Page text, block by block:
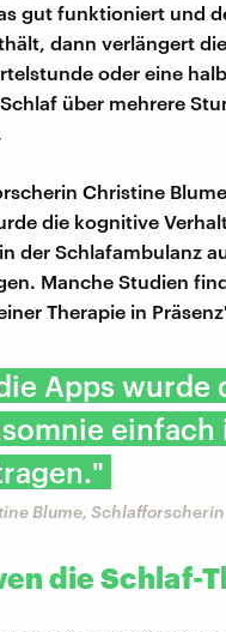
gut funktioniert und
dann verlängert
oder eine
über mehrere
Christine
die kognitive
der Schlafambulanz
Manche Studien
Therapie in
Apps wurde
einfach
Blume,
die Schlaf-